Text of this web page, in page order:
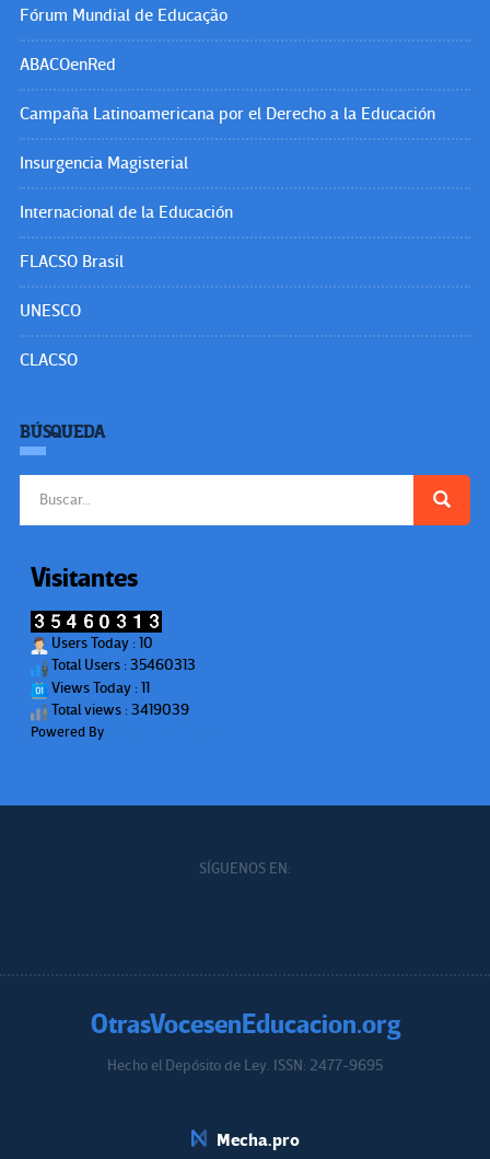
Fórum Mundial de Educação
ABACOenRed
Campaña Latinoamericana por el Derecho a la Educación
Insurgencia Magisterial
Internacional de la Educación
FLACSO Brasil
UNESCO
CLACSO
BÚSQUEDA
Visitantes
Users Today : 10
Total Users : 35460313
Views Today : 11
Total views : 3419039
Powered By
SÍGUENOS EN:
OtrasVocesenEducacion.org
Hecho el Depósito de Ley. ISSN: 2477-9695
Mecha.pro